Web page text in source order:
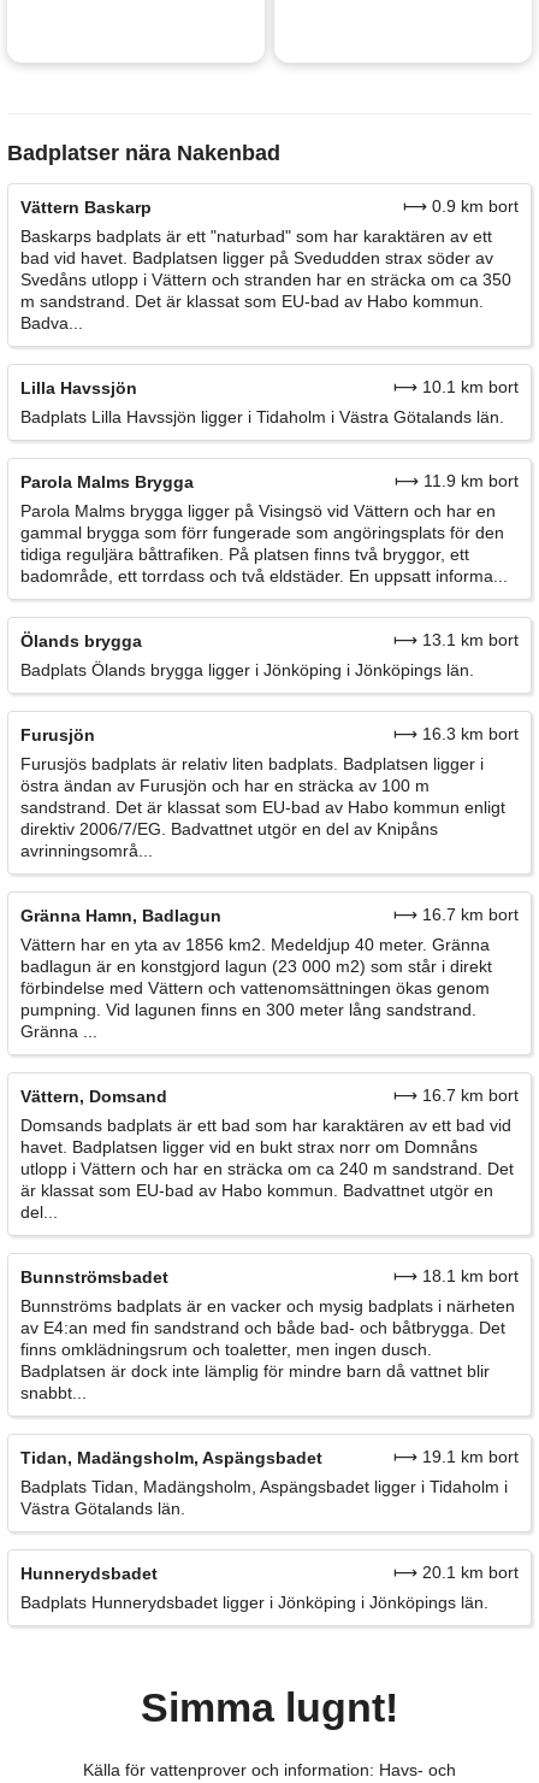
Badplatser nära Nakenbad
Vättern Baskarp
⟼ 0.9 km bort
Baskarps badplats är ett "naturbad" som har karaktären av ett
bad vid havet. Badplatsen ligger på Svedudden strax söder av
Svedåns utlopp i Vättern och stranden har en sträcka om ca 350
m sandstrand. Det är klassat som EU-bad av Habo kommun.
Badva...
Lilla Havssjön
⟼ 10.1 km bort
Badplats Lilla Havssjön ligger i Tidaholm i Västra Götalands län.
Parola Malms Brygga
⟼ 11.9 km bort
Parola Malms brygga ligger på Visingsö vid Vättern och har en
gammal brygga som förr fungerade som angöringsplats för den
tidiga reguljära båttrafiken. På platsen finns två bryggor, ett
badområde, ett torrdass och två eldstäder. En uppsatt informa...
Ölands brygga
⟼ 13.1 km bort
Badplats Ölands brygga ligger i Jönköping i Jönköpings län.
Furusjön
⟼ 16.3 km bort
Furusjös badplats är relativ liten badplats. Badplatsen ligger i
östra ändan av Furusjön och har en sträcka av 100 m
sandstrand. Det är klassat som EU-bad av Habo kommun enligt
direktiv 2006/7/EG. Badvattnet utgör en del av Knipåns
avrinningsområ...
Gränna Hamn, Badlagun
⟼ 16.7 km bort
Vättern har en yta av 1856 km2. Medeldjup 40 meter. Gränna
badlagun är en konstgjord lagun (23 000 m2) som står i direkt
förbindelse med Vättern och vattenomsättningen ökas genom
pumpning. Vid lagunen finns en 300 meter lång sandstrand.
Gränna ...
Vättern, Domsand
⟼ 16.7 km bort
Domsands badplats är ett bad som har karaktären av ett bad vid
havet. Badplatsen ligger vid en bukt strax norr om Domnåns
utlopp i Vättern och har en sträcka om ca 240 m sandstrand. Det
är klassat som EU-bad av Habo kommun. Badvattnet utgör en
del...
Bunnströmsbadet
⟼ 18.1 km bort
Bunnströms badplats är en vacker och mysig badplats i närheten
av E4:an med fin sandstrand och både bad- och båtbrygga. Det
finns omklädningsrum och toaletter, men ingen dusch.
Badplatsen är dock inte lämplig för mindre barn då vattnet blir
snabbt...
Tidan, Madängsholm, Aspängsbadet
⟼ 19.1 km bort
Badplats Tidan, Madängsholm, Aspängsbadet ligger i Tidaholm i
Västra Götalands län.
Hunnerydsbadet
⟼ 20.1 km bort
Badplats Hunnerydsbadet ligger i Jönköping i Jönköpings län.
Simma lugnt!
Källa för vattenprover och information: Havs- och